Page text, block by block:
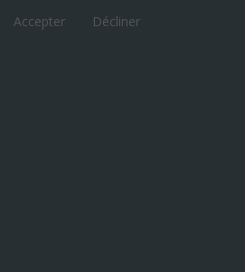
Accepter
Décliner